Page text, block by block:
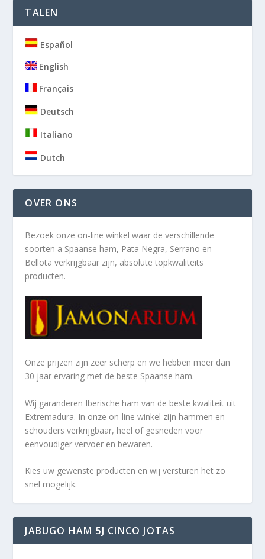
TALEN
Español
English
Français
Deutsch
Italiano
Dutch
OVER ONS
Bezoek onze on-line winkel waar de verschillende
soorten a Spaanse ham, Pata Negra, Serrano en
Bellota verkrijgbaar zijn, absolute topkwaliteits
producten.
Onze prijzen zijn zeer scherp en we hebben meer dan
30 jaar ervaring met de beste Spaanse ham.
Wij garanderen Iberische ham van de beste kwaliteit uit
Extremadura. In onze on-line winkel zijn hammen en
schouders verkrijgbaar, heel of gesneden voor
eenvoudiger vervoer en bewaren.
Kies uw gewenste producten en wij versturen het zo
snel mogelijk.
JABUGO HAM 5J CINCO JOTAS